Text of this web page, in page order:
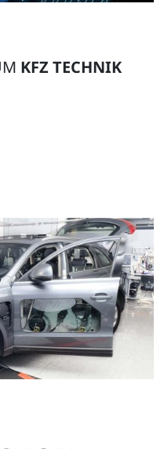
KFZ TECHNIK